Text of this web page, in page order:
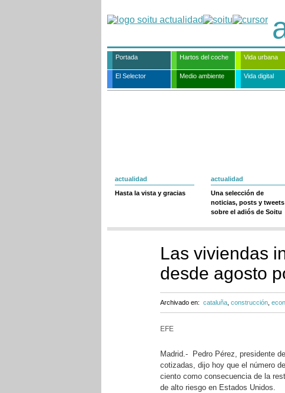
Portada Hartos del coche Vida urbana
El Selector Medio ambiente Vida digital
actualidad
Hasta la vista y gracias
actualidad
Una selección de
noticias, posts y tweets
sobre el adiós de Soitu
Las viviendas
desde agosto
Archivado en: cataluña construcción
EFE
Madrid.- Pedro Pérez, presidente
cotizadas, dijo hoy que el número
ciento como consecuencia de la
de alto riesgo en Estados Unidos.